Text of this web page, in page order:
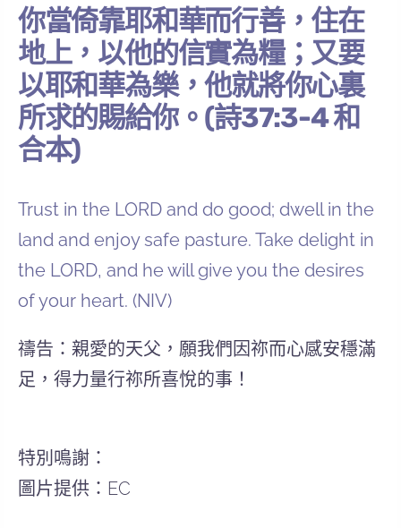
你當倚靠耶和華而行善，住在
地上，以他的信實為糧；又要
以耶和華為樂，他就將你心裏
所求的賜給你。(詩37:3-4 和
合本)
Trust in the LORD and do good; dwell in the
land and enjoy safe pasture. Take delight in
the LORD, and he will give you the desires
of your heart. (NIV)
禱告：親愛的天父，願我們因祢而心感安穩滿
足，得力量行祢所喜悅的事！
特別鳴謝：
圖片提供：EC